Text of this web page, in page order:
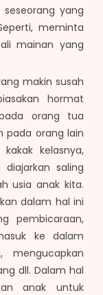
yang
meminta
mainan yang
makin susah
hormat
orang tua
pada orang lain
kelasnya,
saling
usia anak kita.
dalam hal ini
pembicaraan,
ke dalam
dll. Dalam hal
anak untuk